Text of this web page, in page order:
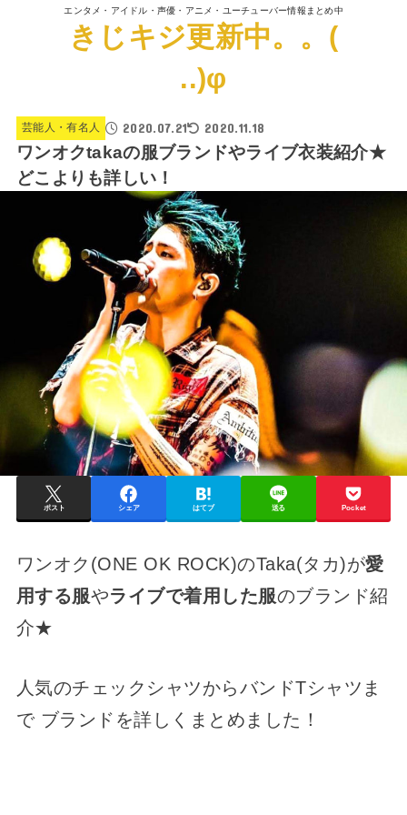
エンタメ・アイドル・声優・アニメ・ユーチューバー情報まとめ中
きじキジ更新中。。(
..)φ
芸能人・有名人 2020.07.21 2020.11.18
ワンオクtakaの服ブランドやライブ衣装紹介★
どこよりも詳しい！
ポスト シェア はてブ 送る Pocket
ワンオク(ONE OK ROCK)のTaka(タカ)が愛
用する服やライブで着用した服のブランド紹
介★
人気のチェックシャツからバンドTシャツま
で ブランドを詳しくまとめました！